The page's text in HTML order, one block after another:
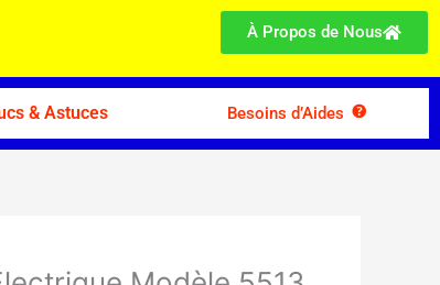
À Propos de Nous
& Astuces Besoins d’Aides